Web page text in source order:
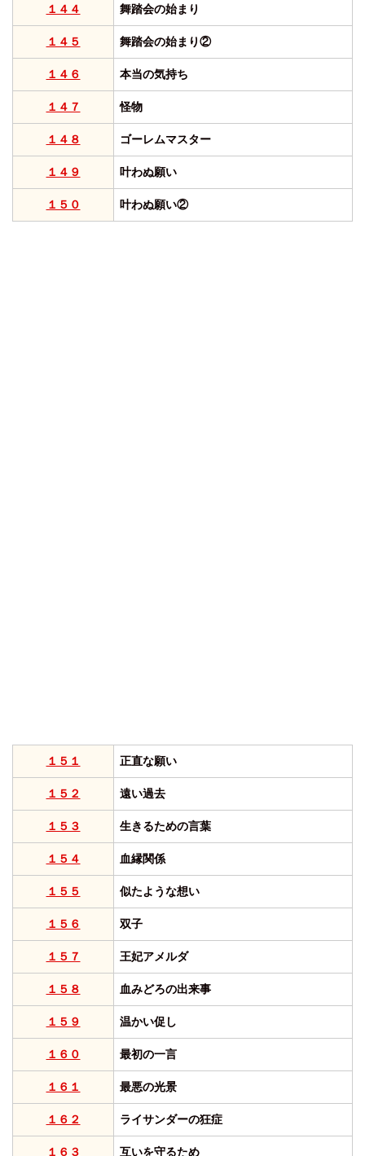
１４４ 舞踏会の始まり
１４５ 舞踏会の始まり②
１４６ 本当の気持ち
１４７ 怪物
１４８ ゴーレムマスター
１４９ 叶わぬ願い
１５０ 叶わぬ願い②
１５１ 正直な願い
１５２ 遠い過去
１５３ 生きるための言葉
１５４ 血縁関係
１５５ 似たような想い
１５６ 双子
１５７ 王妃アメルダ
１５８ 血みどろの出来事
１５９ 温かい促し
１６０ 最初の一言
１６１ 最悪の光景
１６２ ライサンダーの狂症
１６３ 互いを守るため